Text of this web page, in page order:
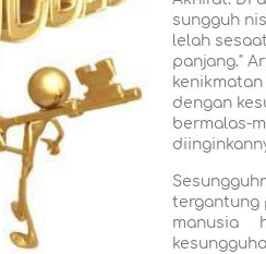
sungguh
lelah
panjang."
dengan
bermalas-
tergantung
manusia